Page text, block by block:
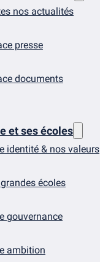
nos actualités
presse
documents
et ses écoles
identité & nos valeurs
écoles
gouvernance
ambition